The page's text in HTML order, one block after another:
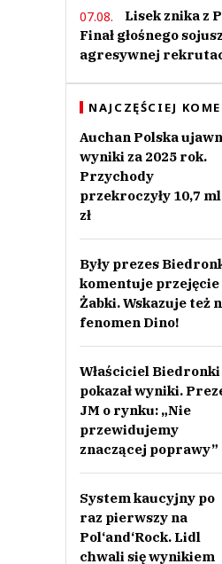
07.08.
Lisek znika z
Finał głośnego
agresywnej
NAJCZĘŚCIEJ
Auchan Polska
wyniki za 2025 rok.
Przychody
przekroczyły 10,7
zł
Były prezes
komentuje przejęcie
Żabki. Wskazuje też
fenomen Dino!
Właściciel Biedronki
pokazał wyniki.
JM o rynku: „Nie
przewidujemy
znaczącej poprawy”
System kaucyjny po
raz pierwszy na
Pol‘and‘Rock. Lidl
chwali się wynikiem